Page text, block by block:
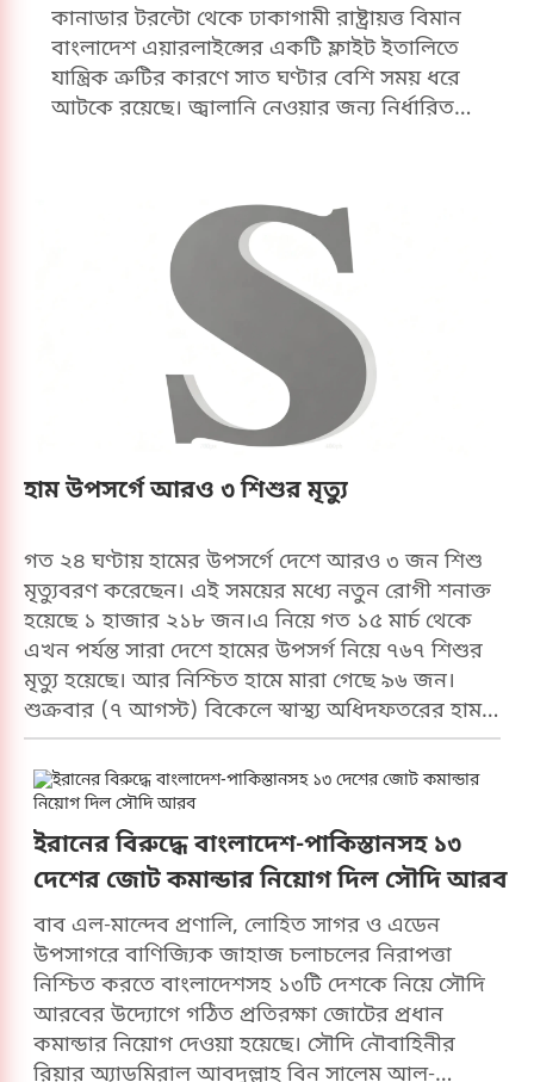
কানাডার টরন্টো থেকে ঢাকাগামী রাষ্ট্রায়ত্ত বিমান
বাংলাদেশ এয়ারলাইন্সের একটি ফ্লাইট ইতালিতে
যান্ত্রিক ত্রুটির কারণে সাত ঘণ্টার বেশি সময় ধরে
আটকে রয়েছে। জ্বালানি নেওয়ার জন্য নির্ধারিত
করছেন। যাত্রীদের সূত্রে জানা গেছে, আড়াই
শতাধিক যাত্রী নিয়ে বিমান বাংলাদেশ এয়ারলাইন্সের
বিজি-৩০৬ ফ্লাইটটি বৃহস্পতিবার (৬ আগস্ট) স্থানীয়
সময় বিকেল ৫টার দিকে কানাডার টরন্টো থেকে
ঢাকার উদ্দেশে যাত্রা শুরু করে। শুক্রবার (৭
আগস্ট) স্থানীয় সময় সকাল ৭টা ২০ মিনিটে
জ্বালানি নেওয়ার জন্য ইতালির রোমের ফিউমিচিনো
বিমানবন্দরে অবতরণ করে উড়োজাহাজটি।
অবতরণের পর কারিগরি পরীক্ষায় যান্ত্রিক ত্রুটি ধরা
ফ্লাইটে থাকা যাত্রীরা জানান, উড়োজাহাজে যান্ত্রিক
শেষ না হওয়া পর্যন্ত ফ্লাইট ছাড়তে পারবে না। স্থানীয়
সময় দুপুর প্রায় সোয়া ২টা পর্যন্ত বিমানটি
বিমানবন্দরেই অবস্থান করছিল। তবে কখন পুনরায়
যাত্রা শুরু হবে, সে বিষয়ে তখনও কর্তৃপক্ষ নিশ্চিত
কোনো সময়সূচি জানাতে পারেনি। যাত্রীরা জানান,
দীর্ঘ সময় উড়োজাহাজের ভেতরে আটকে থাকায়
শিশু ও বয়স্কসহ অনেক যাত্রী অসুস্থ হয়ে পড়েছেন।
তারা বিমান কর্তৃপক্ষ ও সরকারের দ্রুত হস্তক্ষেপ
কামনা করেছেন।শরিফুল আলম নামে এক যাত্রী
গণমাধ্যমকে বলেন, বিমানের ব্যবস্থাপনা পরিচালক
ও সরকারের কাছে আমাদের অনুরোধ, দ্রুত ব্যবস্থা
নেওয়া হোক। গরম ও অস্বস্তিকর পরিবেশে মানুষ
ক্রমেই অসুস্থ হয়ে পড়ছে।এ ব্যাপারে বিমান
বাংলাদেশ এয়ারলাইন্সের আনুষ্ঠানিক কোনো বক্তব্য
পাওয়া যায়নি। যোগাযোগের চেষ্টা করা হলেও
প্রতিষ্ঠানটির মহাব্যবস্থাপক (জনসংযোগ) বোসরা
ইসলাম ফোন না ধরায় যোগাযোগ করা সম্ভব হয়নি।
তবে বিমানের একটি সূত্রে জানিয়েছে, বিকল্প ফ্লাইট,
হাম উপসর্গে আরও ৩ শিশুর মৃত্যু
গত ২৪ ঘণ্টায় হামের উপসর্গে দেশে আরও ৩ জন শিশু
মৃত্যুবরণ করেছেন। এই সময়ের মধ্যে নতুন রোগী শনাক্ত
হয়েছে ১ হাজার ২১৮ জন।এ নিয়ে গত ১৫ মার্চ থেকে
এখন পর্যন্ত সারা দেশে হামের উপসর্গ নিয়ে ৭৬৭ শিশুর
মৃত্যু হয়েছে। আর নিশ্চিত হামে মারা গেছে ৯৬ জন।
শুক্রবার (৭ আগস্ট) বিকেলে স্বাস্থ্য অধিদফতরের হাম-
বিষয়ক হালনাগাদ প্রতিবেদনে এসব তথ্য জানানো
হয়েছে।প্রতিবেদনে বলা হয়েছে, গত ২৪ ঘণ্টায় হাম
উপসর্গে মারা যাওয়া ৩ জনের দুই জন সিলেটের বাসিন্দা
(সিলেট-১ ও হবিগঞ্জ-১) এবং ১ জন ময়মনসিংহের
বাসিন্দা। তবে এ সময়ে পরীক্ষায় কারও হামজনিত মৃত্যু
নিশ্চিত হয়নি। স্বাস্থ্য অধিদফতরের প্রতিবেদন বলছে,
১০১৭ জন নতুন রোগীসহ এখন পর্যন্ত সন্দেহজনক হাম
রোগীর সংখ্যা দাঁড়িয়েছে ১ লাখ ৩৪ হাজার ৬৫৫ জন
এবং ২০১ জন নতুন রোগীসহ নিশ্চিত হাম রোগীর সংখ্যা
দাঁড়িয়েছে। আর এখন পর্যন্ত সুস্থ হয়ে বাড়ি ফিরেছেন ১
লাখ ১২ হাজার ৫২৫ জন।
ইরানের বিরুদ্ধে বাংলাদেশ-পাকিস্তানসহ ১৩
দেশের জোট কমান্ডার নিয়োগ দিল সৌদি আরব
বাব এল-মান্দেব প্রণালি, লোহিত সাগর ও এডেন
উপসাগরে বাণিজ্যিক জাহাজ চলাচলের নিরাপত্তা
নিশ্চিত করতে বাংলাদেশসহ ১৩টি দেশকে নিয়ে সৌদি
আরবের উদ্যোগে গঠিত প্রতিরক্ষা জোটের প্রধান
কমান্ডার নিয়োগ দেওয়া হয়েছে। সৌদি নৌবাহিনীর
রিয়ার অ্যাডমিরাল আবদুল্লাহ বিন সালেম আল-